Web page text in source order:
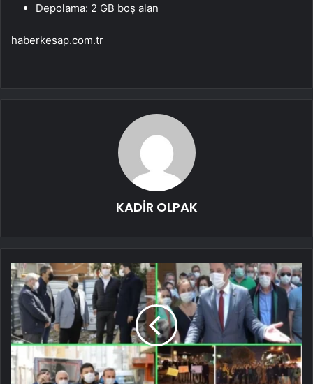
Depolama: 2 GB boş alan
haberkesap.com.tr
KADİR OLPAK